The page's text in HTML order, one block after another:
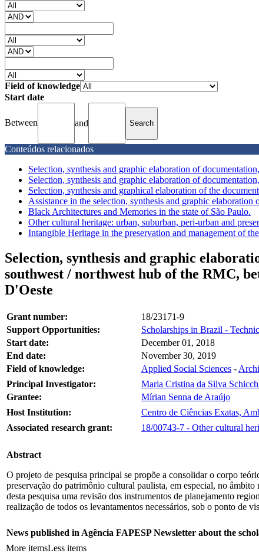
Field of knowledge
Start date
Between and
Conteúdos relacionados
Selection, synthesis and graphic elaboration of
Selection, synthesis and graphic elaboration of
Selection, synthesis and graphical elaboration of the
Assistance in the selection, synthesis and graphic elaboration
Black Architectures and Memories in the state of São Paulo.
Other cultural heritage: urban, suburban, peri-urban and
Intangible Heritage in the preservation and management of
Selection, synthesis and graphic
southwest / northwest hub of the RMC,
D'Oeste
Grant number:
18/23171-9
Support Opportunities:
Scholarships in Brazil -
Start date:
December 01, 2018
End date:
November 30, 2019
Field of knowledge:
Applied Social Sciences -
Principal Investigator:
Maria Cristina da Silva
Grantee:
Mírian Senna de Araújo
Host Institution:
Centro de Ciências Exatas,
Associated research grant:
18/00743-7 - Other cultural
Abstract
O projeto de pesquisa principal se propõe a consolidar o corpo
preservação do patrimônio cultural paulista, em especial, no
desta pesquisa uma revisão dos instrumentos de planejamento
realização de todos os levantamentos necessários, sob o ponto de
News published in Agência FAPESP Newsletter about the
More itemsLess items